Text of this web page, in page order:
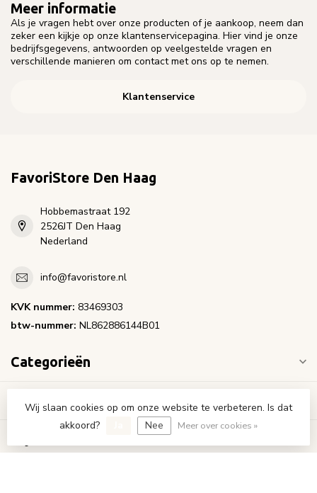
Meer informatie
Als je vragen hebt over onze producten of je aankoop, neem dan
zeker een kijkje op onze klantenservicepagina. Hier vind je onze
bedrijfsgegevens, antwoorden op veelgestelde vragen en
verschillende manieren om contact met ons op te nemen.
Klantenservice
FavoriStore Den Haag
Hobbemastraat 192
2526JT Den Haag
Nederland
info@favoristore.nl
KVK nummer: 83469303
btw-nummer: NL862886144B01
Categorieën
Informatie
Wij slaan cookies op om onze website te verbeteren. Is dat
akkoord?
Nee Meer over cookies »